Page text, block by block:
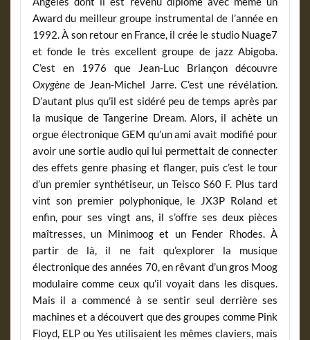
Award du meilleur groupe instrumental de l’année en
1992. À son retour en France, il crée le studio Nuage7
et fonde le très excellent groupe de jazz Abigoba.
C’est en 1976 que Jean-Luc Briançon découvre
Oxygènede Jean-Michel Jarre. C’est une révélation.
D’autant plus qu’il est sidéré peu de temps après par
la musique de Tangerine Dream. Alors, il achète un
orgue électronique GEM qu’un ami avait modifié pour
avoir une sortie audio qui lui permettait de connecter
des effets genre phasing et flanger, puis c’est le tour
d’un premier synthétiseur, un Teisco S60 F. Plus tard
vint son premier polyphonique, le JX3P Roland et
enfin, pour ses vingt ans, il s’offre ses deux pièces
maîtresses, un Minimoog et un Fender Rhodes. À
partir de là, il ne fait qu’explorer la musique
électronique des années 70, en rêvant d’un gros Moog
modulaire comme ceux qu’il voyait dans les disques.
Mais il a commencé à se sentir seul derrière ses
machines et a découvert que des groupes comme Pink
Floyd, ELP ou Yes utilisaient les mêmes claviers, mais